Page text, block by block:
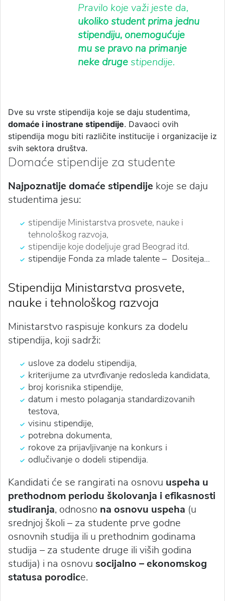
Pravilo koje važi jeste da,
ukoliko student prima jednu
stipendiju, onemogućuje
mu se pravo na primanje
neke drugestipendije.
Dve su vrste stipendija koje se daju studentima,
domaće i inostrane stipendije. Davaoci ovih
stipendija mogu biti različite institucije i organizacije iz
svih sektora društva.
Domaće stipendije za studente
Najpoznatije domaće stipendije koje se daju
studentima jesu:
stipendije Ministarstva prosvete, nauke i
tehnološkog razvoja,
stipendije koje dodeljuje grad Beograd itd.
stipendije Fonda za mlade talente – Dositeja…
Stipendija Ministarstva prosvete,
nauke i tehnološkog razvoja
Ministarstvo raspisuje konkurs za dodelu
stipendija, koji sadrži:
uslove za dodelu stipendija,
kriterijume za utvrđivanje redosleda kandidata,
broj korisnika stipendije,
datum i mesto polaganja standardizovanih
testova,
visinu stipendije,
potrebna dokumenta,
rokove za prijavljivanje na konkurs i
odlučivanje o dodeli stipendija.
Kandidati će se rangirati na osnovu uspeha u
prethodnom periodu školovanja i efikasnosti
studiranja, odnosno na osnovu uspeha (u
srednjoj školi – za studente prve godne
osnovnih studija ili u prethodnim godinama
studija – za studente druge ili viših godina
studija) i na osnovu socijalno – ekonomskog
statusa porodice.